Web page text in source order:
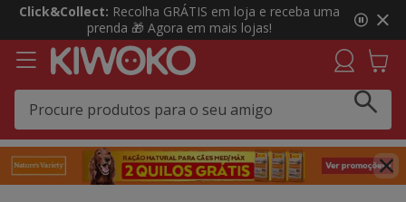
3
3,
mensagem,
Click&Collect: Recolha GRÁTIS em loja e receba uma
prenda 🎁 Agora em mais lojas!